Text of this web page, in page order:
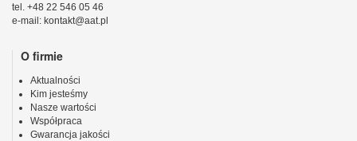
tel. +48 22 546 05 46
e-mail: kontakt@aat.pl
O firmie
Aktualności
Kim jesteśmy
Nasze wartości
Współpraca
Gwarancja jakości